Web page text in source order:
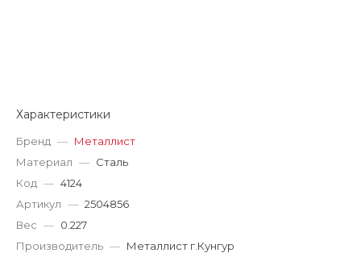
Характеристики
Бренд — Металлист
Материал — Сталь
Код — 4124
Артикул — 2504856
Вес — 0.227
Производитель — Металлист г.Кунгур